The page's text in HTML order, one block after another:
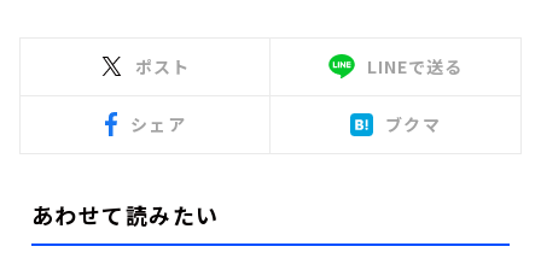
ポスト LINEで送る
シェア ブクマ
あわせて読みたい